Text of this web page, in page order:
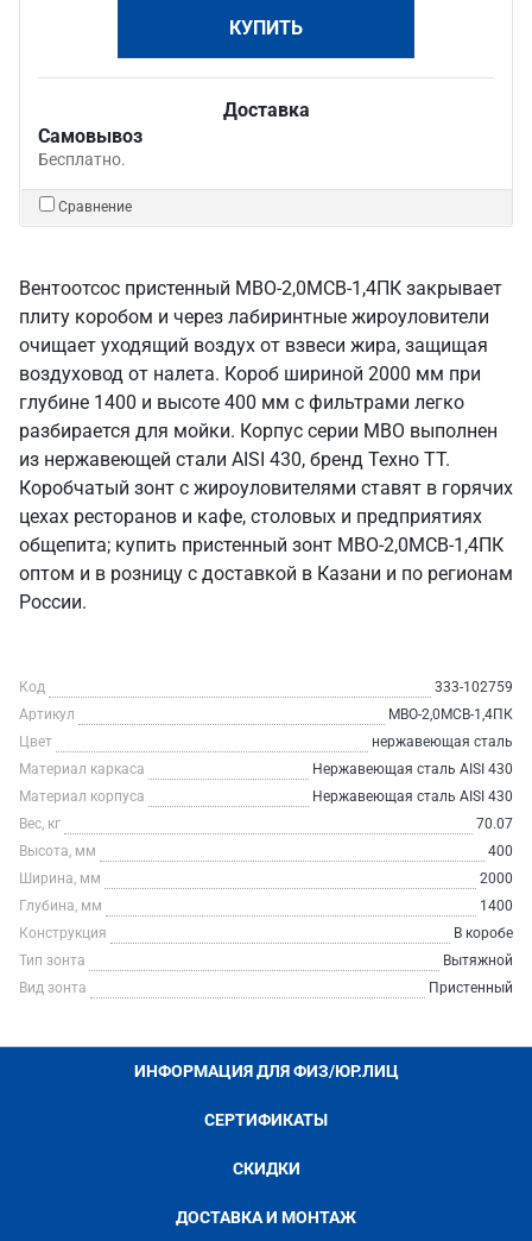
КУПИТЬ
Доставка
Самовывоз
Бесплатно.
Сравнение
Вентоотсос пристенный МВО-2,0МСВ-1,4ПК закрывает
плиту коробом и через лабиринтные жироуловители
очищает уходящий воздух от взвеси жира, защищая
воздуховод от налета. Короб шириной 2000 мм при
глубине 1400 и высоте 400 мм с фильтрами легко
разбирается для мойки. Корпус серии МВО выполнен
из нержавеющей стали AISI 430, бренд Техно ТТ.
Коробчатый зонт с жироуловителями ставят в горячих
цехах ресторанов и кафе, столовых и предприятиях
общепита; купить пристенный зонт МВО-2,0МСВ-1,4ПК
оптом и в розницу с доставкой в Казани и по регионам
России.
Код
333-102759
Артикул
МВО-2,0МСВ-1,4ПК
Цвет
нержавеющая сталь
Материал каркаса
Нержавеющая сталь AISI 430
Материал корпуса
Нержавеющая сталь AISI 430
Вес, кг
70.07
Высота, мм
400
Ширина, мм
2000
Глубина, мм
1400
Конструкция
В коробе
Тип зонта
Вытяжной
Вид зонта
Пристенный
ИНФОРМАЦИЯ ДЛЯ ФИЗ/ЮР.ЛИЦ
СЕРТИФИКАТЫ
СКИДКИ
ДОСТАВКА И МОНТАЖ